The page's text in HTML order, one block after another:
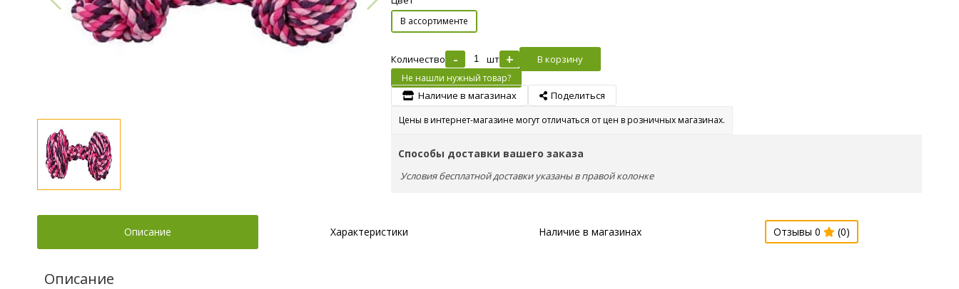
В ассортименте
Количество - шт + В корзину
Не нашли нужный товар?
Наличие в магазинах Поделиться
Цены в интернет-магазине могут отличаться от цен в розничных магазинах.
Способы доставки вашего заказа
Условия бесплатной доставки указаны в правой колонке
Описание Характеристики Наличие в магазинах Отзывы 0 (0)
Описание